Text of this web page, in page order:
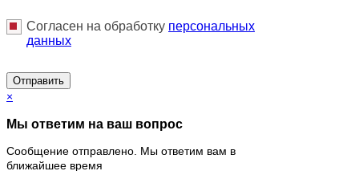
Согласен на обработку персональныx
данных
Отправить
×
Мы ответим на ваш вопрос
Сообщение отправлено. Мы ответим вам в
ближайшее время